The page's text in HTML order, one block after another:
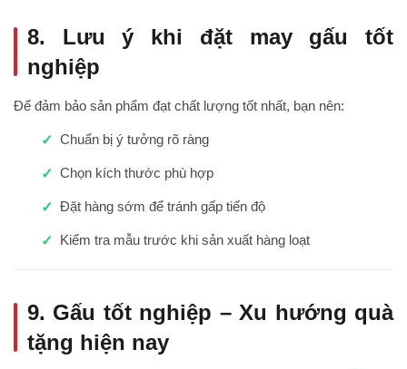
8. Lưu ý khi đặt may gấu tốt
nghiệp
Để đảm bảo sản phẩm đạt chất lượng tốt nhất, bạn nên:
Chuẩn bị ý tưởng rõ ràng
Chọn kích thước phù hợp
Đặt hàng sớm để tránh gấp tiến độ
Kiểm tra mẫu trước khi sản xuất hàng loạt
9. Gấu tốt nghiệp – Xu hướng quà
tặng hiện nay